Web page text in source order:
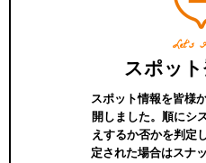
Let’s
スポッ
スポット情報を皆様
開しました。順にシ
えするか否かを判定
定された場合はスナ